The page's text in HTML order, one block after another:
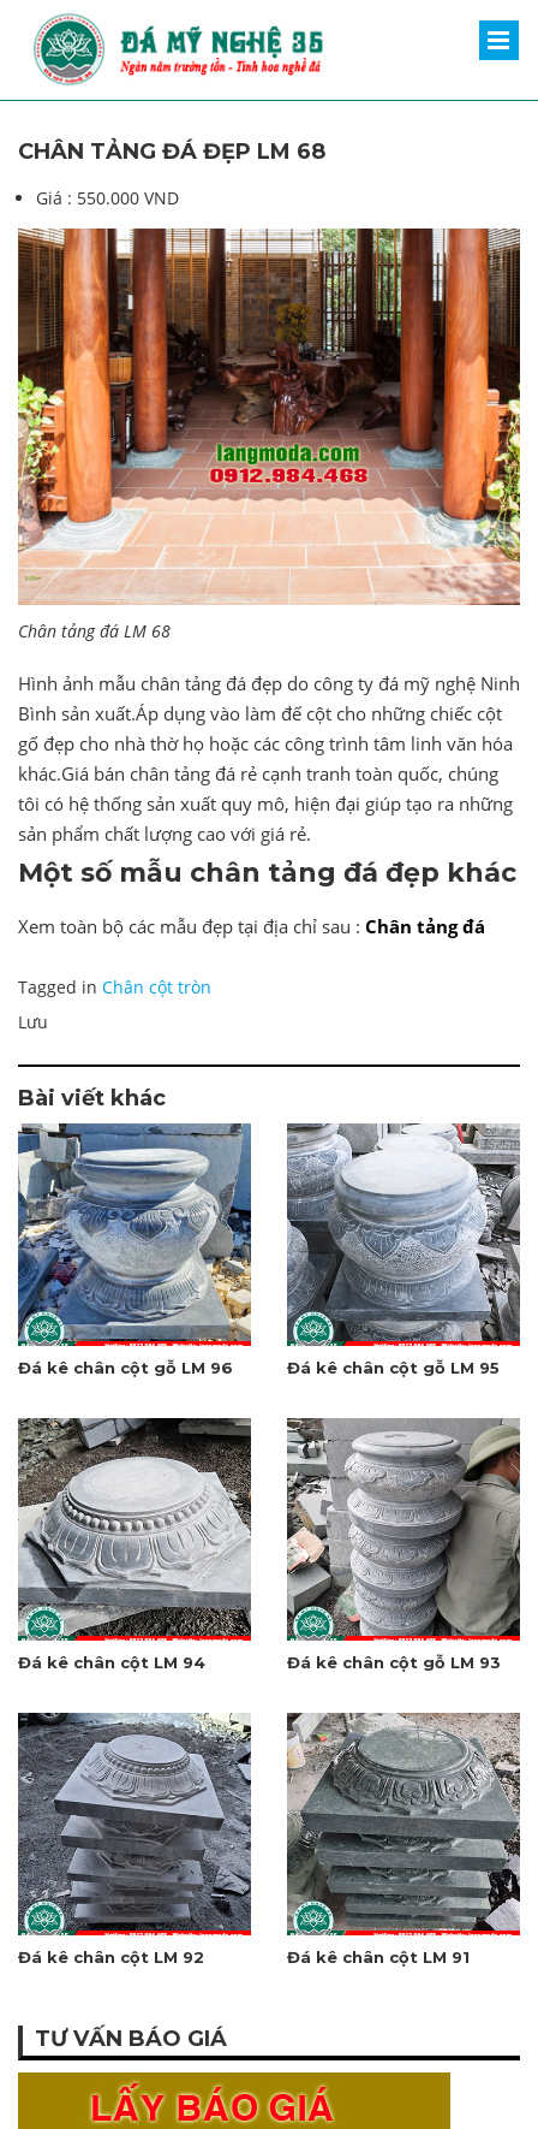
CHÂN TẢNG ĐÁ ĐẸP LM 68
Giá : 550.000 VND
Chân tảng đá LM 68
Hình ảnh mẫu chân tảng đá đẹp do công ty đá mỹ nghệ Ninh
Bình sản xuất.Áp dụng vào làm đế cột cho những chiếc cột
gố đẹp cho nhà thờ họ hoặc các công trình tâm linh văn hóa
khác.Giá bán chân tảng đá rẻ cạnh tranh toàn quốc, chúng
tôi có hệ thống sản xuất quy mô, hiện đại giúp tạo ra những
sản phẩm chất lượng cao với giá rẻ.
Một số mẫu chân tảng đá đẹp khác
Xem toàn bộ các mẫu đẹp tại địa chỉ sau : Chân tảng đá
Tagged in Chân cột tròn
Lưu
Bài viết khác
Đá kê chân cột gỗ LM 96 Đá kê chân cột gỗ LM 95
Đá kê chân cột LM 94 Đá kê chân cột gỗ LM 93
Đá kê chân cột LM 92 Đá kê chân cột LM 91
TƯ VẤN BÁO GIÁ